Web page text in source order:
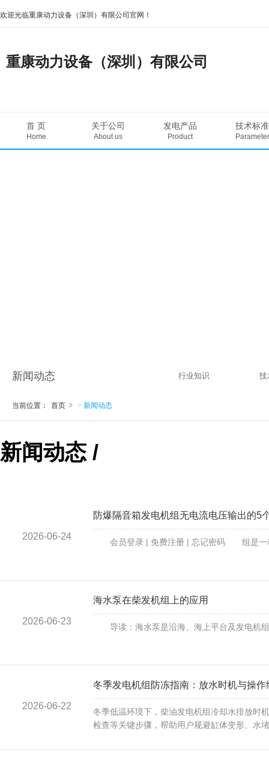
欢迎光临重康动力设备（深圳）有限公司官网！
重康动力设备（深圳）有限公司
首 页
Home
关于公司
About us
发电产品
Product
技术标准
Parameter
新闻动态 行业知识 技
当前位置： 首页 > 新闻动态
新闻动态 /
2026-06-24
防爆隔音箱发电机组无电流电压输出的5
会员登录 | 免费注册 | 忘记密码 组是一种
2026-06-23
海水泵在柴发机组上的应用
导读：海水泵是沿海、海上平台及发电机组
2026-06-22
冬季发电机组防冻指南：放水时机与操作
冬季低温环境下，柴油发电机组冷却水排放时
检查等关键步骤，帮助用户规避缸体变形、水
......